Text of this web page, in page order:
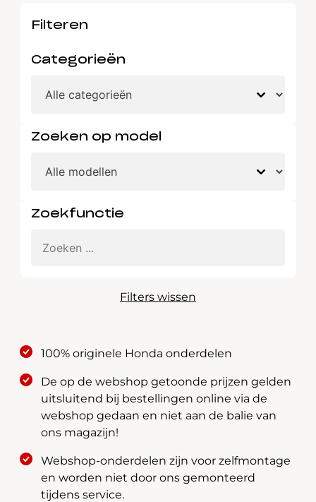
Filteren
Categorieën
Zoeken op model
Zoekfunctie
Filters wissen
100% originele Honda onderdelen
De op de webshop getoonde prijzen gelden
uitsluitend bij bestellingen online via de
webshop gedaan en niet aan de balie van
ons magazijn!
Webshop-onderdelen zijn voor zelfmontage
en worden niet door ons gemonteerd
tijdens service.